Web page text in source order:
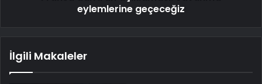
eylemlerine geçeceğiz
İlgili Makaleler